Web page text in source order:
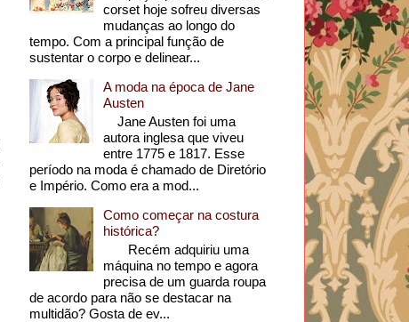
corset hoje sofreu diversas
mudanças ao longo do
tempo. Com a principal função de
sustentar o corpo e delinear...
A moda na época de Jane
Austen
Jane Austen foi uma
autora inglesa que viveu
entre 1775 e 1817. Esse
período na moda é chamado de Diretório
e Império. Como era a mod...
Como começar na costura
histórica?
Recém adquiriu uma
máquina no tempo e agora
precisa de um guarda roupa
de acordo para não se destacar na
multidão? Gosta de ev...